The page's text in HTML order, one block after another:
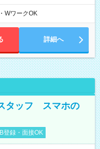
内であれば、いつでも勤務可
な曜日でご勤務いただけま
き方が可能なお仕事です！
WワークOK
詳細へ
タッフ スマホの
登録・面接OK